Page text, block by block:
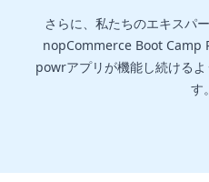
さらに、私たちのエキスパ
nopCommerce Boot Camp
powrアプリが機能し続ける
す。